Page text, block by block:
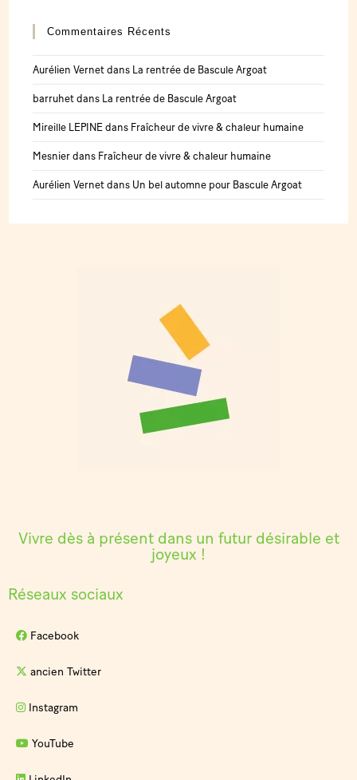
Commentaires Récents
Aurélien Vernet dans La rentrée de Bascule Argoat
barruhet dans La rentrée de Bascule Argoat
Mireille LEPINE dans Fraîcheur de vivre & chaleur humaine
Mesnier dans Fraîcheur de vivre & chaleur humaine
Aurélien Vernet dans Un bel automne pour Bascule Argoat
Vivre dès à présent dans un futur désirable et
joyeux !
Réseaux sociaux
Facebook
ancien Twitter
Instagram
YouTube